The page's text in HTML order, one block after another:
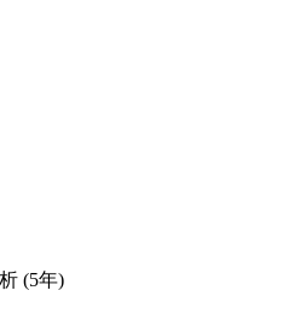
(5年)